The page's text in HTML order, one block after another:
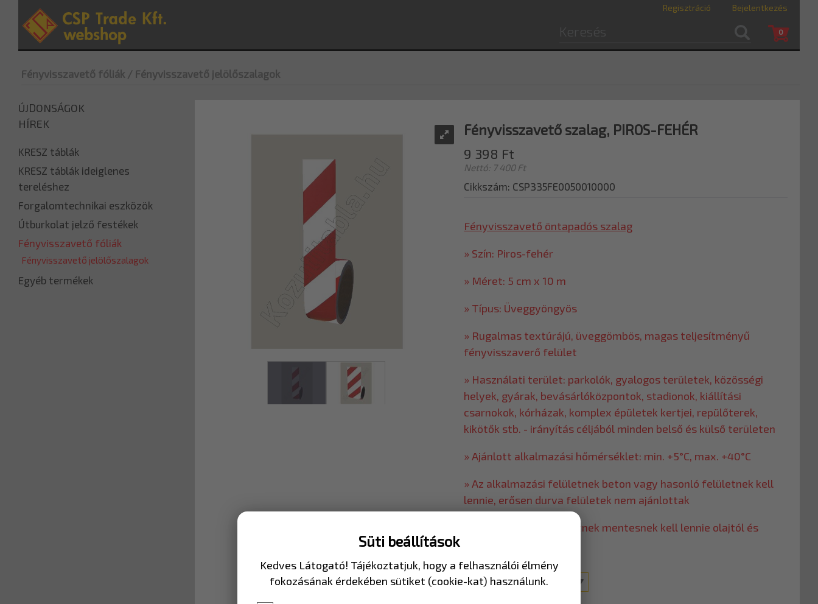
Regisztráció Bejelentkezés
0
Fényvisszavető fóliák / Fényvisszavető jelölőszalagok
Fényvisszavető szalag, PIROS-FEHÉR
9 398 Ft
Nettó: 7 400 Ft
Cikkszám: CSP335FE0050010000
Fényvisszavető öntapadós szalag
» Szín: Piros-fehér
» Méret: 5 cm x 10 m
» Típus: Üveggyöngyös
» Rugalmas textúrájú, üveggömbös, magas teljesítményű
fényvisszaverő felület
» Használati terület: parkolók, gyalogos területek, közösségi
helyek, gyárak, bevásárlóközpontok, stadionok, kiállítási
csarnokok, kórházak, komplex épületek kertjei, repülőterek,
kikötők stb. - irányítás céljából minden belső és külső területen
» Ajánlott alkalmazási hőmérséklet: min. +5°C, max. +40°C
» Az alkalmazási felületnek beton vagy hasonló felületnek kell
lennie, erősen durva felületek nem ajánlottak
» Az alkalmazási felületnek mentesnek kell lennie olajtól és
MÉRET 50 mm x 10 m
ÚJDONSÁGOK
HÍREK
KRESZ táblák
KRESZ táblák ideiglenes
tereléshez
Forgalomtechnikai eszközök
Útburkolat jelző festékek
Fényvisszavető fóliák
Fényvisszavető jelölőszalagok
Egyéb termékek
Süti beállítások
Kedves Látogató! Tájékoztatjuk, hogy a felhasználói élmény
fokozásának érdekében sütiket (cookie-kat) használunk.